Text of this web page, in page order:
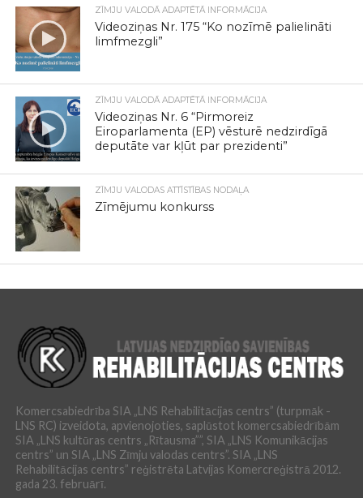
ZĪMJU VALODĀ ADAPTĒTĀ INFORMĀCIJA
Videoziņas Nr. 175 “Ko nozīmē palielināti
limfmezgli”
ZĪMJU VALODĀ ADAPTĒTĀ INFORMĀCIJA
Videoziņas Nr. 6 “Pirmoreiz
Eiroparlamenta (EP) vēsturē nedzirdīgā
deputāte var kļūt par prezidenti”
ZĪMJU VALODAS ATTĪSTĪBAS NODAĻA
Zīmējumu konkurss
Komercsabiedrība SIA „LNS Rehabilitācijas centrs” (turpmāk -
LNS RC) izveidota, apvienojoties, saplūstot komercsabiedrībām
SIA „LNS kultūras centrs „Rītausma””, SIA „LNS Komunikācijas
centrs” un SIA „LNS Zīmju valodas centrs”. SIA „LNS
Rehabilitācijas centrs” reģistrēta Latvijas Komercreģistrā 2012.
gada 23. februārī.